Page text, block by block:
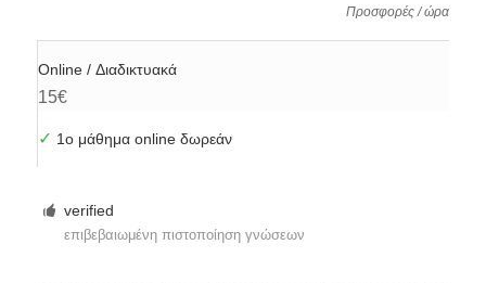
Προσφορές / ώρα
Online / Διαδικτυακά
15€
✓ 1ο μάθημα online δωρεάν
verified
επιβεβαιωμένη πιστοποίηση γνώσεων